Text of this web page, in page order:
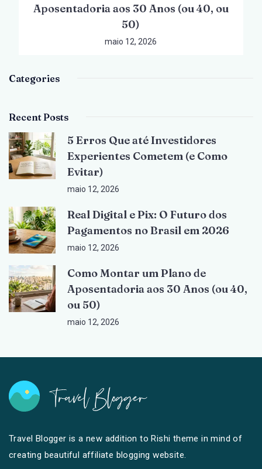
Aposentadoria aos 30 Anos (ou 40, ou
50)
maio 12, 2026
Categories
Recent Posts
5 Erros Que até Investidores
Experientes Cometem (e Como
Evitar)
maio 12, 2026
Real Digital e Pix: O Futuro dos
Pagamentos no Brasil em 2026
maio 12, 2026
Como Montar um Plano de
Aposentadoria aos 30 Anos (ou 40,
ou 50)
maio 12, 2026
Travel Blogger is a new addition to Rishi theme in mind of
creating beautiful affiliate blogging website.